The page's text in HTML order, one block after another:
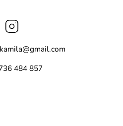
@gmail.com
484 857